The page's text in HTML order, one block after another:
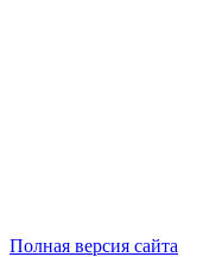
Полная версия сайта